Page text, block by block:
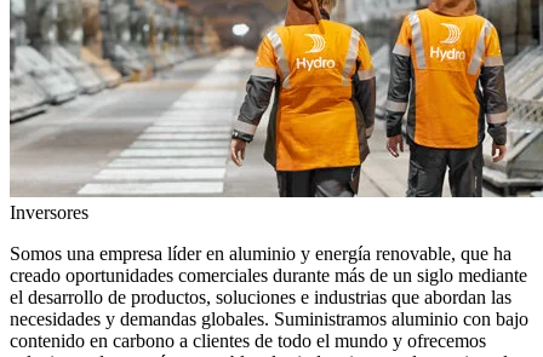
Inversores
Somos una empresa líder en aluminio y energía renovable, que ha
creado oportunidades comerciales durante más de un siglo mediante
el desarrollo de productos, soluciones e industrias que abordan las
necesidades y demandas globales. Suministramos aluminio con bajo
contenido en carbono a clientes de todo el mundo y ofrecemos